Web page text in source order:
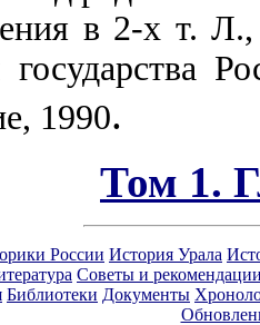
в 2-х т. Л.,
1990.
Том 1.
России История Урала
Советы и
Библиотеки Документы